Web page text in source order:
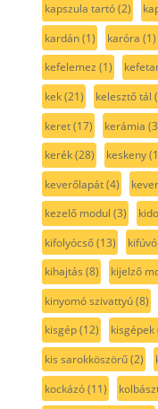
kapszula tartó(2)
kardán(1) karóra (1)
kefelemez (1)
kek(21) kelesztő tál
keret(17) kerámia
kerék(28) keskeny
keverőlapát(4)
kezelő modul (3)
kifolyócső(13) kifúvó
kihajtás (8) kijelző
kinyomó szivattyú(8)
kisgép(12) kisgépek
kis sarokköszörű(2)
kockázó(11)